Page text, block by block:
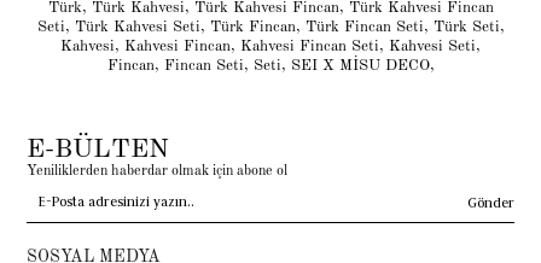
Türk, Türk Kahvesi, Türk Kahvesi Fincan, Türk Kahvesi Fincan
Seti, Türk Kahvesi Seti, Türk Fincan, Türk Fincan Seti, Türk Seti,
Kahvesi, Kahvesi Fincan, Kahvesi Fincan Seti, Kahvesi Seti,
Fincan, Fincan Seti, Seti, SEI X MİSU DECO,
E-BÜLTEN
Yeniliklerden haberdar olmak için abone ol
Gönder
SOSYAL MEDYA